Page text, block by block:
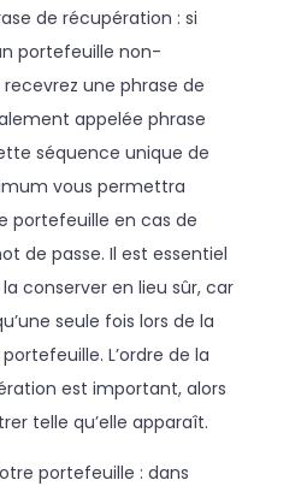
de récupération : si
portefeuille non-
une phrase de
appelée phrase
séquence unique de
vous permettra
portefeuille en cas de
de passe. Il est essentiel
conserver en lieu sûr, car
seule fois lors de la
L’ordre de la
est important, alors
telle qu’elle apparaît.
portefeuille : dans